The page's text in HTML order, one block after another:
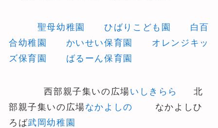
聖母幼稚園 ひばりこども園
白百
合幼稚園
かいせい保育園
オレンジキッ
ズ保育園
ばるーん保育園
西部親子集いの広場いしきらら
北
部親子集いの広場なかよしの なかよしひ
ろば武岡幼稚園